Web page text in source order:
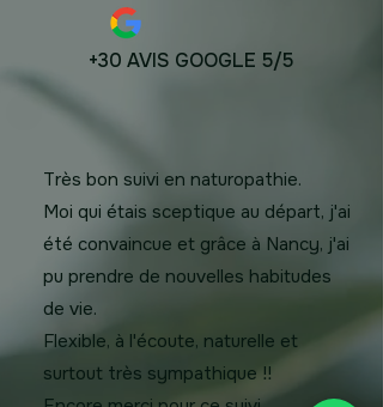
+30 AVIS GOOGLE 5/5
Très bon suivi en naturopathie.
Moi qui étais sceptique au départ, j'ai
été convaincue et grâce à Nancy, j'ai
pu prendre de nouvelles habitudes
de vie.
Flexible, à l'écoute, naturelle et
surtout très sympathique !!